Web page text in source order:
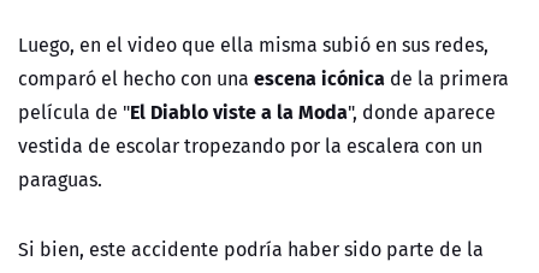
Luego, en el video que ella misma subió en sus redes,
comparó el hecho con una escena icónica de la primera
película de "El Diablo viste a la Moda", donde aparece
vestida de escolar tropezando por la escalera con un
paraguas.
Si bien, este accidente podría haber sido parte de la